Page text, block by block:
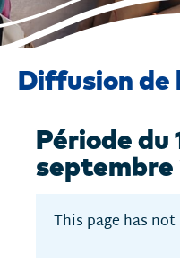
Diffusion
Période du
septembre
This page has